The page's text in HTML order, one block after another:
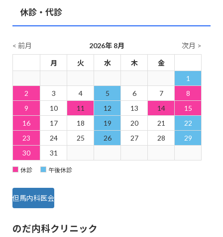
休診・代診
< 前月 2026年 8月 次月 >
月 火 水 木 金
1
2
3 4 5 6 7
8
9
10 11 12 13 14
15
16
17 18 19 20 21
22
23
24 25 26 27 28
29
30
31
休診 午後休診
但馬内科医会
のだ内科クリニック